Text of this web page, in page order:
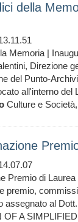
della
Memoria |
Direzione
del Punto-
all'interno del
Culture e
Premio di Laurea
premio,
assegnato al
OF A